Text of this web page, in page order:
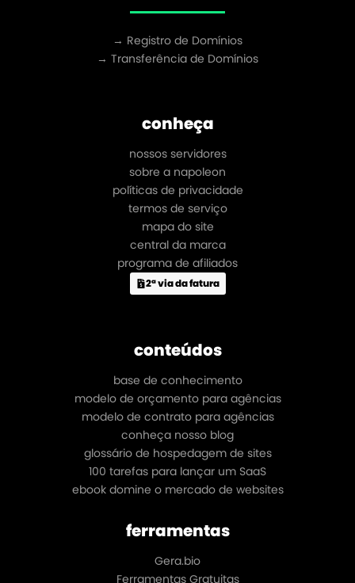
→ Registro de Domínios
→ Transferência de Domínios
conheça
nossos servidores
sobre a napoleon
políticas de privacidade
termos de serviço
mapa do site
central da marca
programa de afiliados
2ª via da fatura
conteúdos
base de conhecimento
modelo de orçamento para agências
modelo de contrato para agências
conheça nosso blog
glossário de hospedagem de sites
100 tarefas para lançar um SaaS
ebook domine o mercado de websites
ferramentas
Gera.bio
Ferramentas Gratuitas